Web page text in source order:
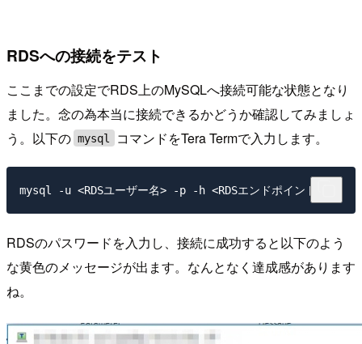
RDSへの接続をテスト
ここまでの設定でRDS上のMySQLへ接続可能な状態となり
ました。念の為本当に接続できるかどうか確認してみましょ
う。以下の mysql コマンドをTera Termで入力します。
mysql -u <RDSユーザー名> -p -h <RDSエンドポイント>
RDSのパスワードを入力し、接続に成功すると以下のよう
な黄色のメッセージが出ます。なんとなく達成感があります
ね。